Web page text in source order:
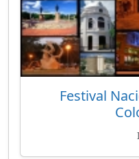
Festival